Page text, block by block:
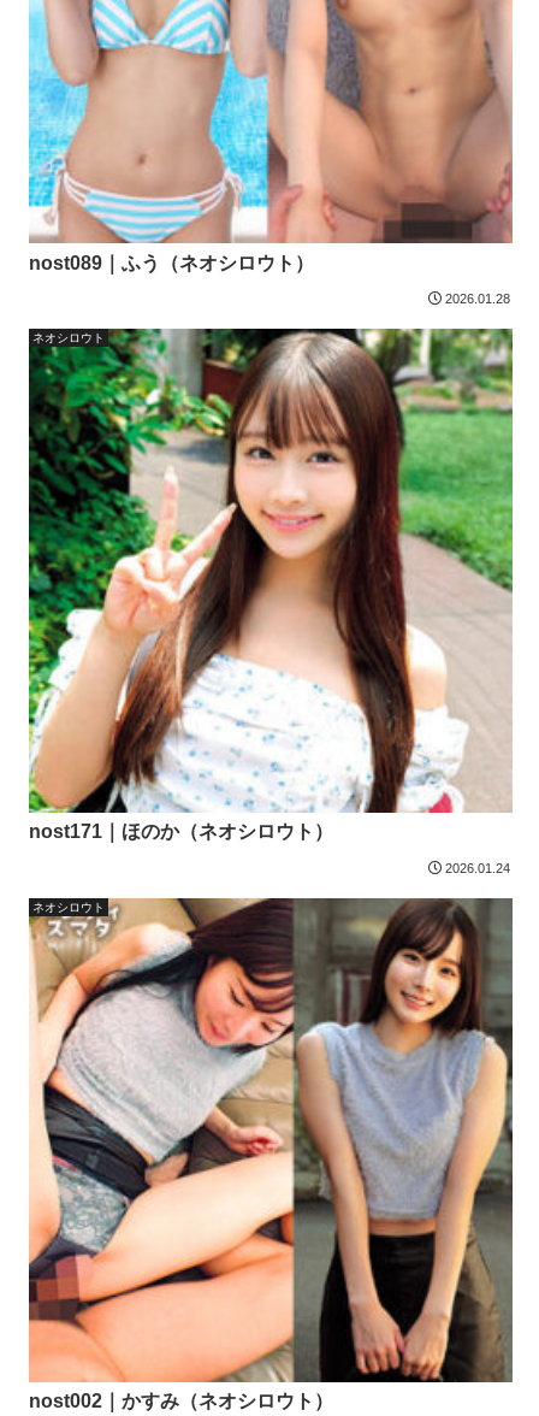
nost089｜ふう（ネオシロウト）
2026.01.28
ネオシロウト
nost171｜ほのか（ネオシロウト）
2026.01.24
ネオシロウト
nost002｜かすみ（ネオシロウト）